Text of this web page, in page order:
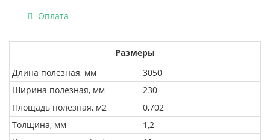
Оплата
Размеры
Длина полезная, мм
3050
Ширина полезная, мм
230
Площадь полезная, м2
0,702
Толщина, мм
1,2